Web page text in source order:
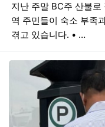
지난 주말 BC주 산불
역 주민들이 숙소 부족
겪고 있습니다. • …